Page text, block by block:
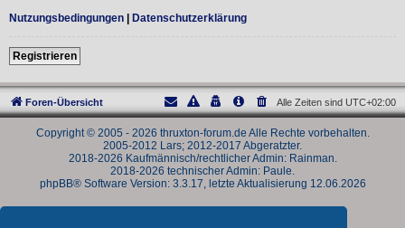
Nutzungsbedingungen | Datenschutzerklärung
Registrieren
Foren-Übersicht Alle Zeiten sind UTC+02:00
Copyright © 2005 - 2026 thruxton-forum.de Alle Rechte vorbehalten.
2005-2012 Lars; 2012-2017 Abgeratzter.
2018-2026 Kaufmännisch/rechtlicher Admin: Rainman.
2018-2026 technischer Admin: Paule.
phpBB® Software Version: 3.3.17, letzte Aktualisierung 12.06.2026